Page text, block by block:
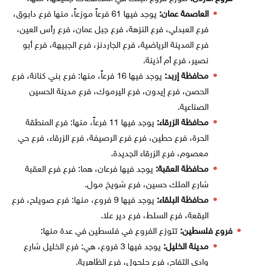
العاصمة عمان:
يوجد فيها 61 فرعاً موزعاً، منها فرع دابوق،
فرع العبدلي، فرع النزهة، فرع جبل عمان، فرع رأس العين،
فرع المدينة الرياضية، فرع الجاردنز، فرع الجبيهة، فرع أبو
نصير، فرع أم أذينة.
محافظة إربد:
يوجد فيها 16 فرعاً، منها: فرع بني كنانة، فرع
الحصن، فرع إيدون، فرع اليرموك، فرع مدينة الحسين
الصناعية.
محافظة الزرقاء:
يوجد فيها 11 فرعاً، منها: فرع المنطقة
الحرة، فرع حطين، فرع فرع الرصيفة، فرع الزرقاء، فرع حي
معصوم، فرع الزرقاء الجديدة.
محافظة العقبة: يوجد فيها فرعان، هما: فرع فرع العقبة
شارع الملك حسين، فرع شويخ مول.
محافظة البلقاء:
يوجد فيها 9 فروع، منها: فرع صويلح، فرع
البقعة، فرع السلط، فرع دير علا.
فروع فلسطين: تتوزع الفروع في فلسطين في عدة منها:
مدينة الخليل:
يوجد فيها 3 فروع، هي: فرع الخليل شارع
وادي التفاح، فرع حلحول، فرع الظاهرية.